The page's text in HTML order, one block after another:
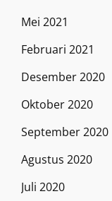
Mei 2021
Februari 2021
Desember 2020
Oktober 2020
September 2020
Agustus 2020
Juli 2020